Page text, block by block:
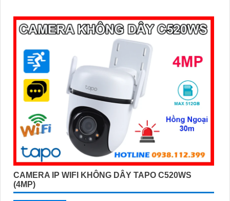
CAMERA IP WIFI KHÔNG DÂY TAPO C520WS
(4MP)